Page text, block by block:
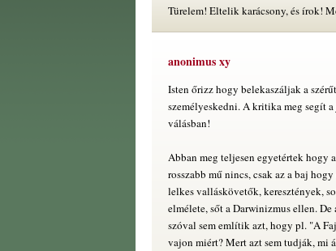
Türelem! Eltelik karácsony, és írok!
anonimus xy
Isten őrizz hogy belekaszáljak a
személyeskedni. A kritika meg segít
válásban!
Abban meg teljesen egyetértek hogy
rosszabb mű nincs, csak az a baj
lelkes valláskövetők, keresztények,
elmélete, sőt a Darwinizmus ellen.
szóval sem említik azt, hogy pl. "A
vajon miért? Mert azt sem tudják, mi